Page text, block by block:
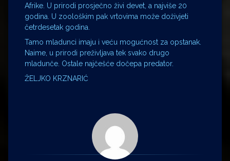
Afrike. U prirodi prosječno živi devet, a najviše 20
godina. U zoološkim pak vrtovima može doživjeti
četrdesetak godina.
Tamo mladunci imaju i veću mogućnost za opstanak.
Naime, u prirodi preživljava tek svako drugo
mladunče. Ostale najčešće dočepa predator.
ŽELJKO KRZNARIĆ